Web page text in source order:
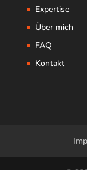
Expertise
Über mich
FAQ
Kontakt